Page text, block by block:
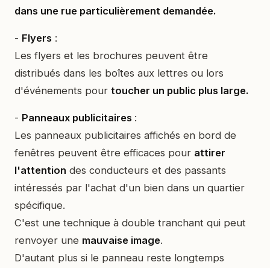
dans une rue particulièrement demandée.
- Flyers :
Les flyers et les brochures peuvent être
distribués dans les boîtes aux lettres ou lors
d'événements pour toucher un public plus large.
- Panneaux publicitaires :
Les panneaux publicitaires affichés en bord de
fenêtres peuvent être efficaces pour attirer
l'attention des conducteurs et des passants
intéressés par l'achat d'un bien dans un quartier
spécifique.
C'est une technique à double tranchant qui peut
renvoyer une mauvaise image.
D'autant plus si le panneau reste longtemps